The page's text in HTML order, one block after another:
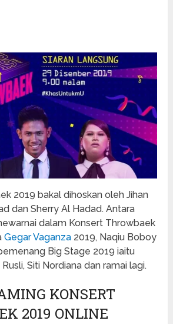
2019 bakal dihoskan oleh Jihan
dan Sherry Al Hadad. Antara
dalam Konsert Throwbaek
Gegar Vaganza 2019, Naqiu Boboy
Big Stage 2019 iaitu
Siti Nordiana dan ramai lagi.
KONSERT
2019 ONLINE